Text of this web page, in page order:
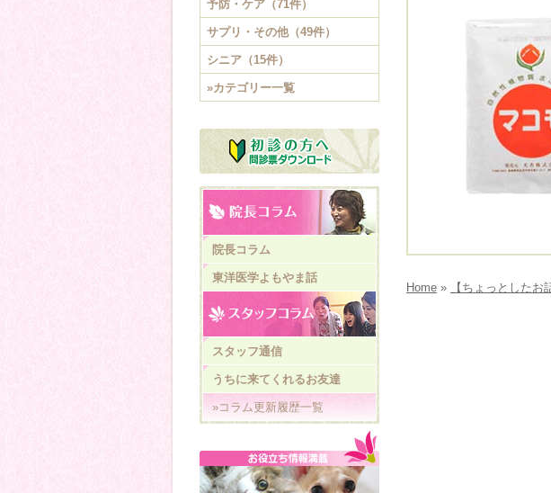
Home » 【ちょっとした
予防・ケア（71件）
サプリ・その他（49件）
シニア（15件）
»カテゴリー一覧
院長コラム
東洋医学よもやま話
スタッフ通信
うちに来てくれるお友達
»コラム更新履歴一覧